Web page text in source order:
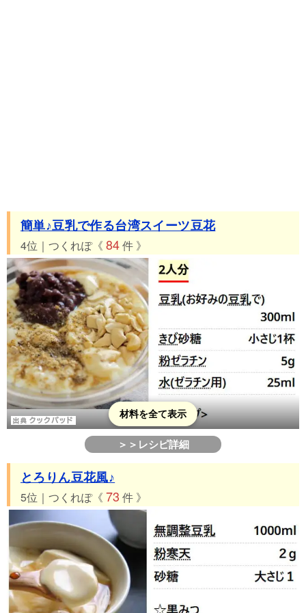
簡単♪豆乳で作る台湾スイーツ豆花
4位｜つくれぽ《 84件 》
材料を全て表示
＞＞レシピ詳細
とろりん豆花風♪
5位｜つくれぽ《 73 件 》